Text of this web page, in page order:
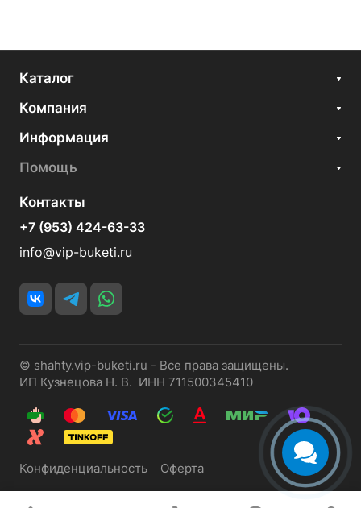
Каталог
Компания
Информация
Помощь
Контакты
+7 (953) 424-63-33
info@vip-buketi.ru
© shahty.vip-buketi.ru - Все права защищены.
ИП Кузнецова Н. В. ИНН 711500345410
Конфиденциальность Оферта